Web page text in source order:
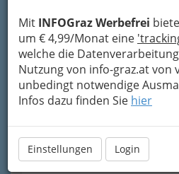
Mit INFOGraz Werbefrei
um € 4,99/Monat eine
welche die
Nutzung von info-graz.at von
unbedingt notwendige
Infos dazu finden Sie hier
Einstellungen Login
Leder & Pelz
Modehäuser
Schuhhandel Graz - ein
macht ein schönes Bein